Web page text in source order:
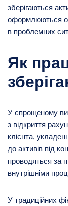
зберігаються
оформлюються
в проблемних
Як
У спрощеному
з відкриття
клієнта,
до активів під
проводяться за
внутрішніми
У традиційних